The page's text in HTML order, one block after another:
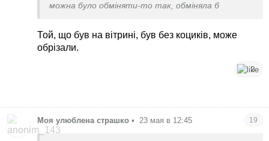
можна було обміняти-то так, обміняла б
Той, що був на вітрині, був без коциків, може
обрізали.
3
Моя улюблена страшко • 23 мая в 12:45 19